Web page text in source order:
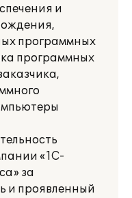
и
программных
программных
«1С-
за
и проявленный